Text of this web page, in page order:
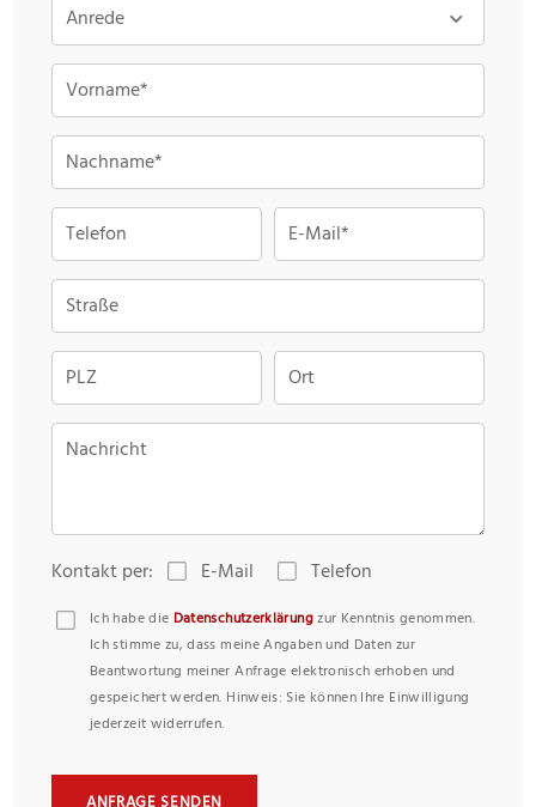
Anrede
Vorname*
Nachname*
Telefon E-Mail*
Straße
PLZ Ort
Nachricht
Kontakt per: E-Mail Telefon
Ich habe die Datenschutzerklärungzur Kenntnis genommen.
Ich stimme zu, dass meine Angaben und Daten zur
Beantwortung meiner Anfrage elektronisch erhoben und
gespeichert werden. Hinweis: Sie können Ihre Einwilligung
jederzeit widerrufen.
ANFRAGE SENDEN